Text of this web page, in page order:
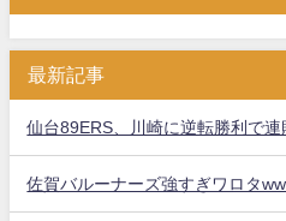
最新記事
仙台89ERS、川崎に逆転勝利で連
佐賀バルーナーズ強すぎワロタ